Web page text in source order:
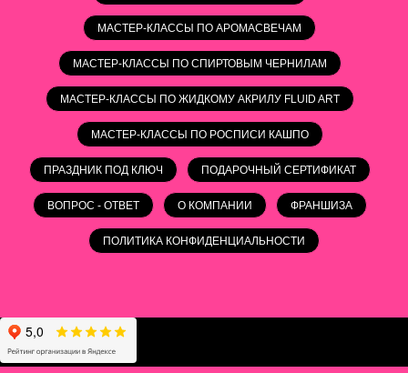
МАСТЕР-КЛАССЫ ПО АРОМАСВЕЧАМ
МАСТЕР-КЛАССЫ ПО СПИРТОВЫМ ЧЕРНИЛАМ
МАСТЕР-КЛАССЫ ПО ЖИДКОМУ АКРИЛУ FLUID ART
МАСТЕР-КЛАССЫ ПО РОСПИСИ КАШПО
ПРАЗДНИК ПОД КЛЮЧ ПОДАРОЧНЫЙ СЕРТИФИКАТ
ВОПРОС - ОТВЕТ О КОМПАНИИ ФРАНШИЗА
ПОЛИТИКА КОНФИДЕНЦИАЛЬНОСТИ